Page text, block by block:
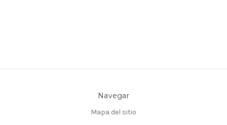
Navegar
Mapa del sitio